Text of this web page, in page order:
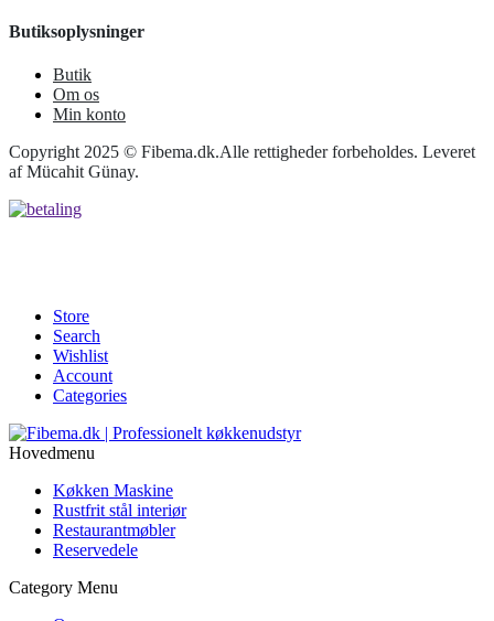
Butiksoplysninger
Butik
Om os
Min konto
Copyright 2025 © Fibema.dk.Alle rettigheder forbeholdes. Leveret
af Mücahit Günay.
Store
Search
Wishlist
Account
Categories
Hovedmenu
Køkken Maskine
Rustfrit stål interiør
Restaurantmøbler
Reservedele
Category Menu